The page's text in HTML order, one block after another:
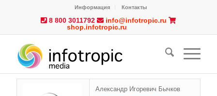
Информация Контакты
8 800 3011792
info@infotropic.ru
shop.infotropic.ru
Александр Игоревич Бычков